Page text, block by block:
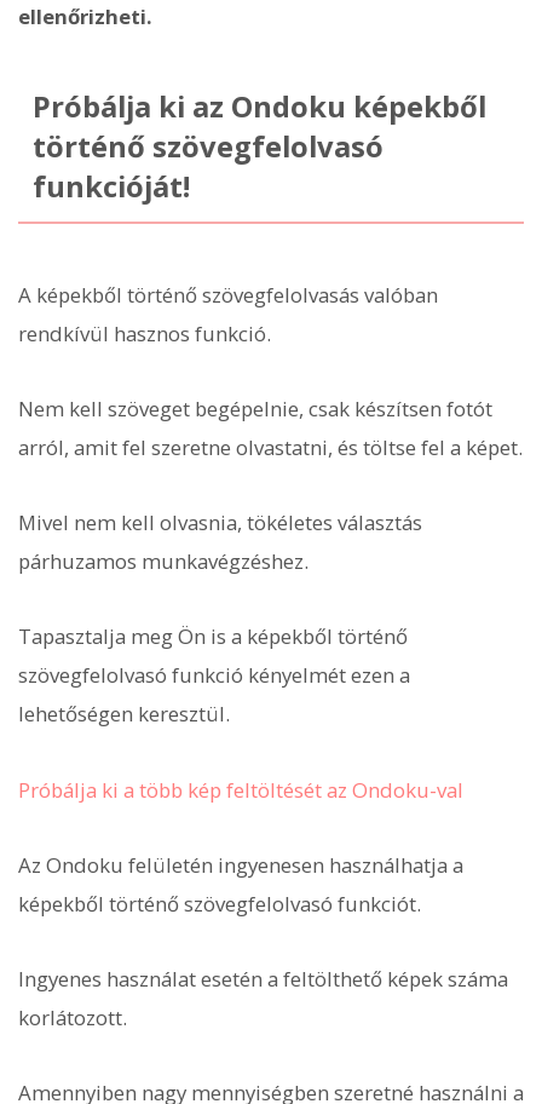
ellenőrizheti.
Próbálja ki az Ondoku képekből
történő szövegfelolvasó
funkcióját!
A képekből történő szövegfelolvasás valóban
rendkívül hasznos funkció.
Nem kell szöveget begépelnie, csak készítsen fotót
arról, amit fel szeretne olvastatni, és töltse fel a képet.
Mivel nem kell olvasnia, tökéletes választás
párhuzamos munkavégzéshez.
Tapasztalja meg Ön is a képekből történő
szövegfelolvasó funkció kényelmét ezen a
lehetőségen keresztül.
Próbálja ki a több kép feltöltését az Ondoku-val
Az Ondoku felületén ingyenesen használhatja a
képekből történő szövegfelolvasó funkciót.
Ingyenes használat esetén a feltölthető képek száma
korlátozott.
Amennyiben nagy mennyiségben szeretné használni a